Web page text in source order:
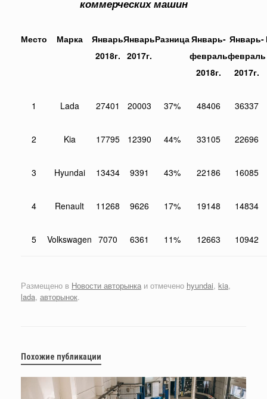
коммерческих машин
Место Марка
Январь
2018г.
Январь
2017г.
РазницаЯнварь-
февраль
2018г.
Январь-
февраль
2017г.
1 Lada 27401 20003 37% 48406 36337
2 Kia 17795 12390 44% 33105 22696
3 Hyundai 13434 9391 43% 22186 16085
4 Renault 11268 9626 17% 19148 14834
5 Volkswagen 7070 6361 11% 12663 10942
Размещено в Новости авторынка и отмечено hyundai, kia,
lada, авторынок.
Похожие публикации